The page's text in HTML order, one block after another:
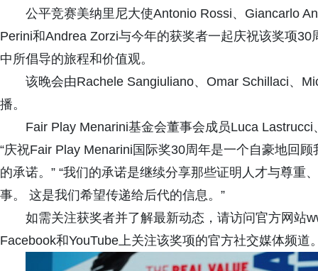
公平竞赛美纳里尼大使Antonio Rossi、Giancarlo
Perini和Andrea Zorzi与今年的获奖者一起庆祝该奖项
中所倡导的旅程和价值观。
该晚会由Rachele Sangiuliano、Omar Schillaci、
播。
Fair Play Menarini基金会董事会成员Luca
“庆祝Fair Play Menarini国际奖30周年是一个自豪地回
的承诺。” “我们的承诺是继续分享那些证明人才与尊重
事。 这是我们希望传递给后代的信息。”
如需关注获奖者并了解最新动态，请访问官方网站
Facebook和YouTube上关注该奖项的官方社交媒体频道